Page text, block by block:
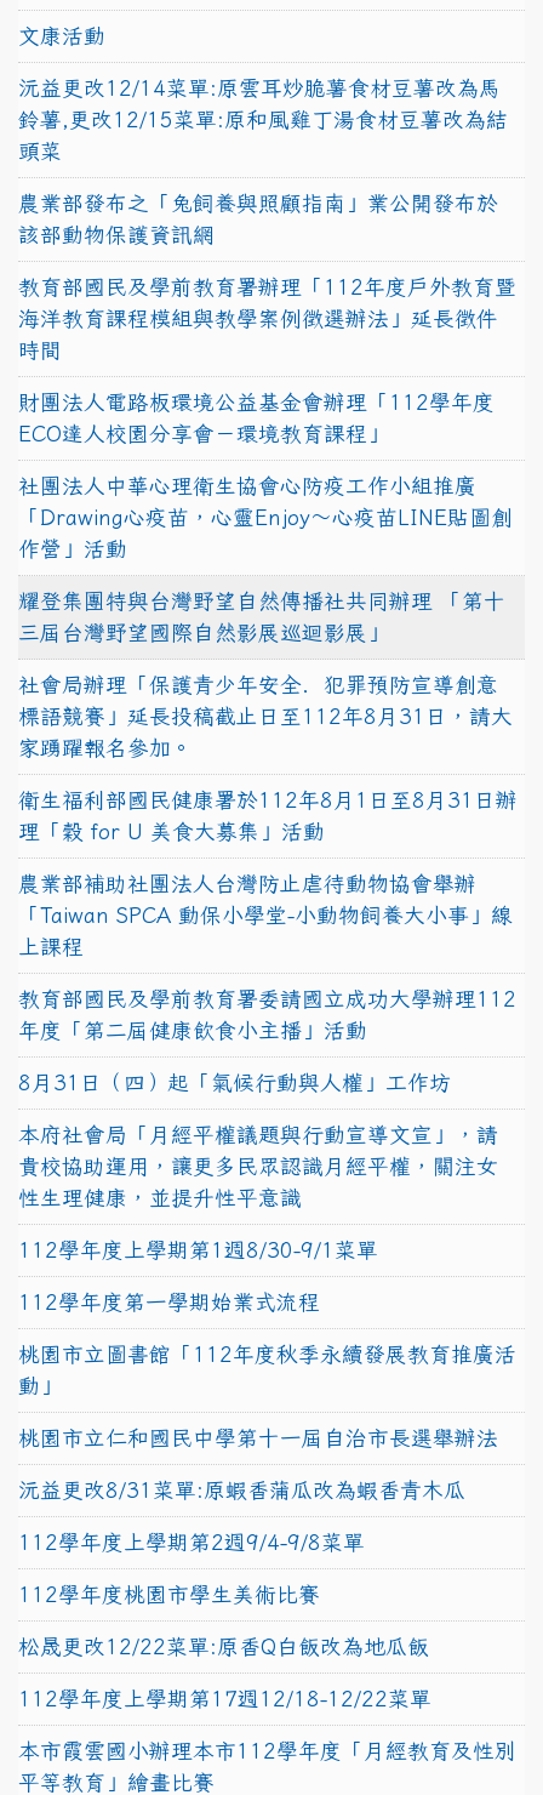
文康活動
沅益更改12/14菜單:原雲耳炒脆薯食材豆薯改為馬
鈴薯,更改12/15菜單:原和風雞丁湯食材豆薯改為結
頭菜
農業部發布之「兔飼養與照顧指南」業公開發布於
該部動物保護資訊網
教育部國民及學前教育署辦理「112年度戶外教育暨
海洋教育課程模組與教學案例徵選辦法」延長徵件
時間
財團法人電路板環境公益基金會辦理「112學年度
ECO達人校園分享會－環境教育課程」
社團法人中華心理衛生協會心防疫工作小組推廣
「Drawing心疫苗，心靈Enjoy〜心疫苗LINE貼圖創
作營」活動
耀登集團特與台灣野望自然傳播社共同辦理 「第十
三屆台灣野望國際自然影展巡迴影展」
社會局辦理「保護青少年安全．犯罪預防宣導創意
標語競賽」延長投稿截止日至112年8月31日，請大
家踴躍報名參加。
衛生福利部國民健康署於112年8月1日至8月31日辦
理「穀 for U 美食大募集」活動
農業部補助社團法人台灣防止虐待動物協會舉辦
「Taiwan SPCA 動保小學堂-小動物飼養大小事」線
上課程
教育部國民及學前教育署委請國立成功大學辦理112
年度「第二屆健康飲食小主播」活動
8月31日（四）起「氣候行動與人權」工作坊
本府社會局「月經平權議題與行動宣導文宣」，請
貴校協助運用，讓更多民眾認識月經平權，關注女
性生理健康，並提升性平意識
112學年度上學期第1週8/30-9/1菜單
112學年度第一學期始業式流程
桃園市立圖書館「112年度秋季永續發展教育推廣活
動」
桃園市立仁和國民中學第十一屆自治市長選舉辦法
沅益更改8/31菜單:原蝦香蒲瓜改為蝦香青木瓜
112學年度上學期第2週9/4-9/8菜單
112學年度桃園市學生美術比賽
松晟更改12/22菜單:原香Q白飯改為地瓜飯
112學年度上學期第17週12/18-12/22菜單
本市霞雲國小辦理本市112學年度「月經教育及性別
平等教育」繪畫比賽